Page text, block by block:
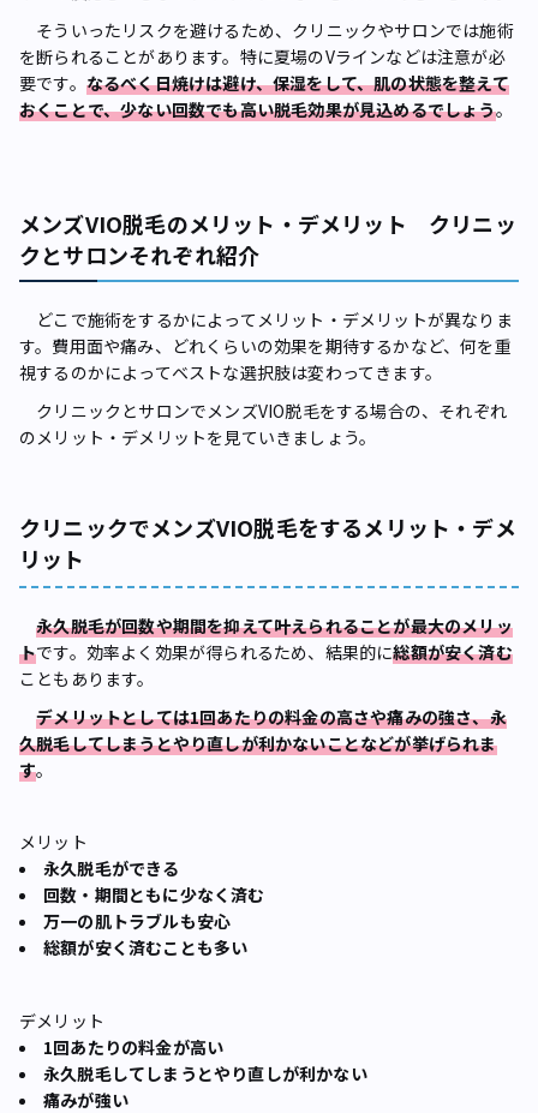
そういったリスクを避けるため、クリニックやサロンでは施術
を断られることがあります。特に夏場のVラインなどは注意が必
要です。 なるべく日焼けは避け、保湿をして、肌の状態を整えて
おくことで、少ない回数でも高い脱毛効果が見込めるでしょう。
メンズVIO脱毛のメリット・デメリット クリニッ
クとサロンそれぞれ紹介
どこで施術をするかによってメリット・デメリットが異なりま
す。費用面や痛み、どれくらいの効果を期待するかなど、何を重
視するのかによってベストな選択肢は変わってきます。
クリニックとサロンでメンズVIO脱毛をする場合の、それぞれ
のメリット・デメリットを見ていきましょう。
クリニックでメンズVIO脱毛をするメリット・デメ
リット
永久脱毛が回数や期間を抑えて叶えられることが最大のメリッ
トです。効率よく効果が得られるため、結果的に総額が安く済む
こともあります。
デメリットとしては1回あたりの料金の高さや痛みの強さ、永
久脱毛してしまうとやり直しが利かないことなどが挙げられま
す。
メリット
永久脱毛ができる
回数・期間ともに少なく済む
万一の肌トラブルも安心
総額が安く済むことも多い
デメリット
1回あたりの料金が高い
永久脱毛してしまうとやり直しが利かない
痛みが強い